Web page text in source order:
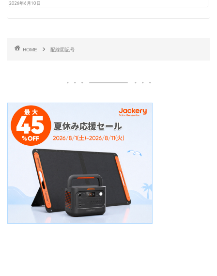
2026年6月10日
HOME 配線図記号